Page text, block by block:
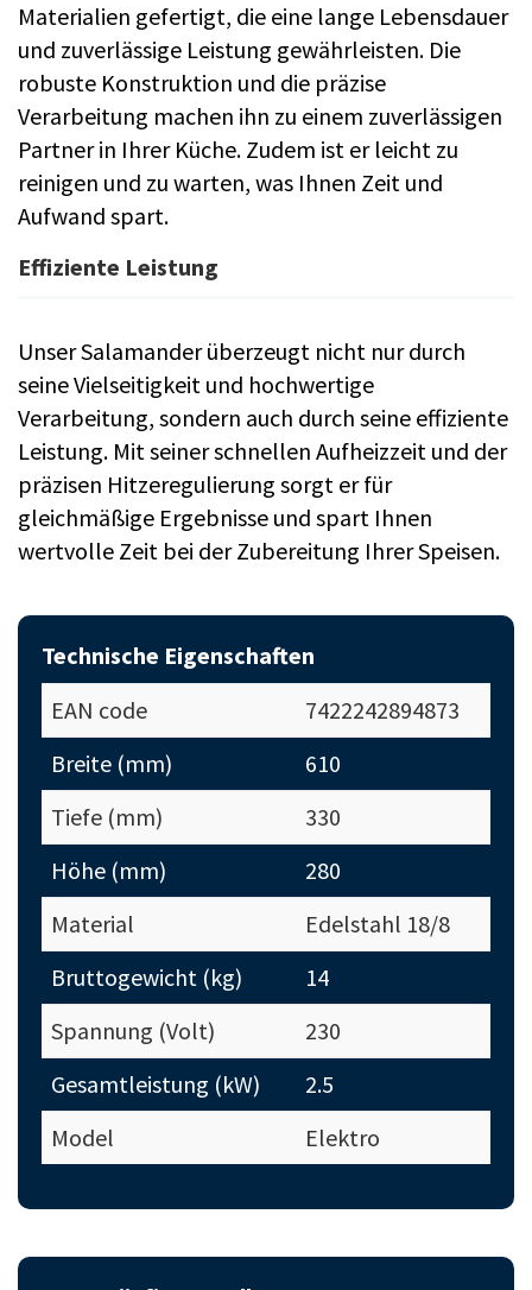
Materialien gefertigt, die eine lange Lebensdauer
und zuverlässige Leistung gewährleisten. Die
robuste Konstruktion und die präzise
Verarbeitung machen ihn zu einem zuverlässigen
Partner in Ihrer Küche. Zudem ist er leicht zu
reinigen und zu warten, was Ihnen Zeit und
Aufwand spart.
Effiziente Leistung
Unser Salamander überzeugt nicht nur durch
seine Vielseitigkeit und hochwertige
Verarbeitung, sondern auch durch seine effiziente
Leistung. Mit seiner schnellen Aufheizzeit und der
präzisen Hitzeregulierung sorgt er für
gleichmäßige Ergebnisse und spart Ihnen
wertvolle Zeit bei der Zubereitung Ihrer Speisen.
Technische Eigenschaften
EAN code
7422242894873
Breite (mm)
610
Tiefe (mm)
330
Höhe (mm)
280
Material
Edelstahl 18/8
Bruttogewicht (kg)
14
Spannung (Volt)
230
Gesamtleistung (kW)
2.5
Model
Elektro